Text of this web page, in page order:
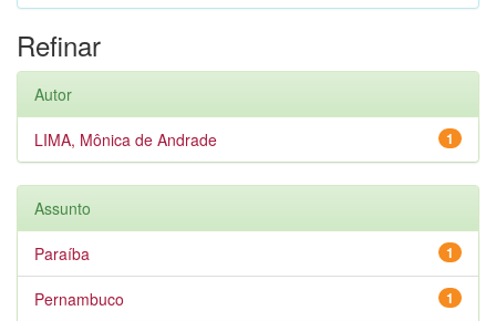
Refinar
Autor
1
LIMA, Mônica de Andrade
Assunto
1
Paraíba
1
Pernambuco